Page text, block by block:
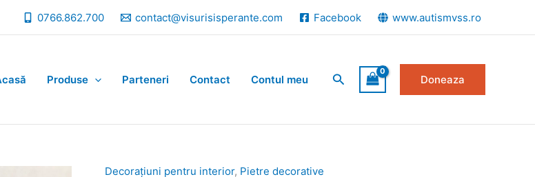
0766.862.700 contact@visurisisperante.com Facebook www.autismvss.ro
Produse Parteneri Contact Contul meu Search Doneaza
Decorațiuni pentru interior, Pietre decorative